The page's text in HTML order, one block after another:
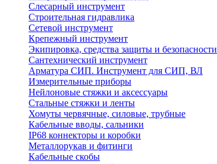
Слесарный инструмент
Строительная гидравлика
Сетевой инструмент
Крепежный инструмент
Экипировка, средства защиты и безопасности
Сантехнический инструмент
Арматура СИП. Инструмент для СИП, ВЛ
Измерительные приборы
Нейлоновые стяжки и аксессуары
Стальные стяжки и ленты
Хомуты червячные, силовые, трубные
Кабельные вводы, сальники
IP68 коннекторы и коробки
Металлорукав и фитинги
Кабельные скобы